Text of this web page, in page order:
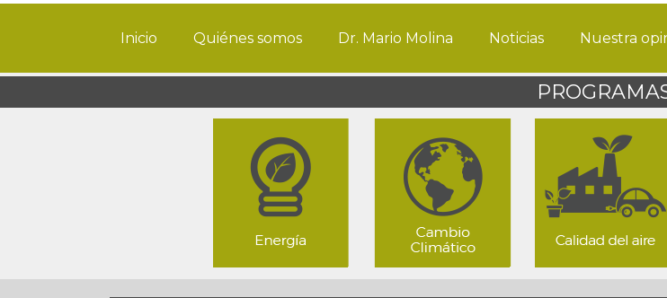
Inicio Quiénes somos Dr. Mario Molina Noticias Nuestra